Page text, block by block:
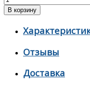
Отзывы
Доставка